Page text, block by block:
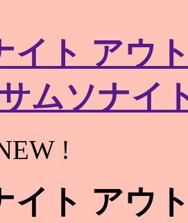
イト アウ
サムソナイ
!
イト アウ